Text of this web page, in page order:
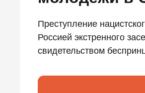
Преступление
Россией экстренного
свидетельством